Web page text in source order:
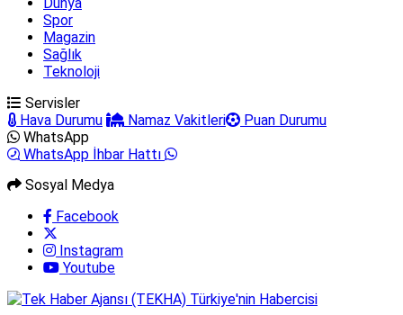
Spor
Magazin
Sağlık
Teknoloji
Servisler
Hava Durumu
Namaz Vakitleri
Puan Durumu
WhatsApp
WhatsApp İhbar Hattı
Sosyal Medya
Facebook
Instagram
Youtube